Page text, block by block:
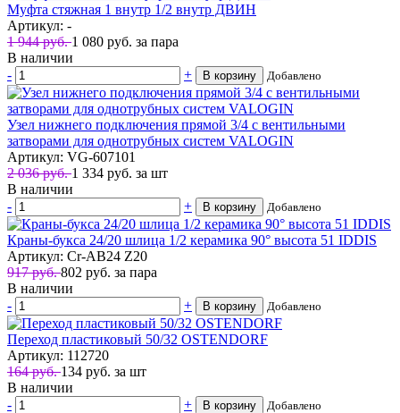
Муфта стяжная 1 внутр 1/2 внутр ДВИН
Артикул: -
1 944 руб.1 080 руб. за пара
В наличии
-
+ В корзину Добавлено
Узел нижнего подключения прямой 3/4 с вентильными
затворами для однотрубных систем VALOGIN
Артикул: VG-607101
2 036 руб.1 334 руб. за шт
В наличии
-
+ В корзину Добавлено
Краны-букса 24/20 шлица 1/2 керамика 90° высота 51 IDDIS
Артикул: Cr-AB24 Z20
917 руб.802 руб. за пара
В наличии
-
+ В корзину Добавлено
Переход пластиковый 50/32 OSTENDORF
Артикул: 112720
164 руб.134 руб. за шт
В наличии
-
+ В корзину Добавлено